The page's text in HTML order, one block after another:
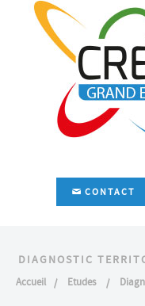
CONTACT
DIAGNOSTIC
Accueil Etudes